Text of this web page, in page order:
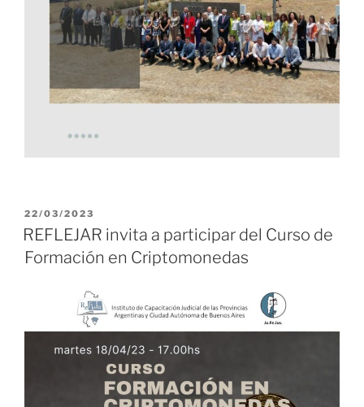
PUBLICADO
EL
22/03/2023
REFLEJAR invita a participar del Curso de
Formación en Criptomonedas